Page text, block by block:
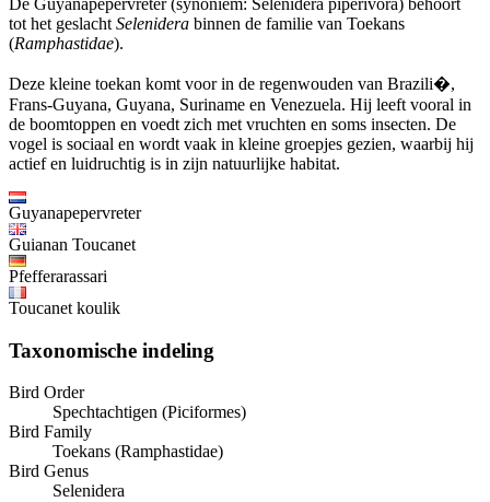
De Guyanapepervreter (synoniem: Selenidera piperivora) behoort
tot het geslacht Selenidera binnen de familie van Toekans
(Ramphastidae).
Deze kleine toekan komt voor in de regenwouden van Brazili�,
Frans-Guyana, Guyana, Suriname en Venezuela. Hij leeft vooral in
de boomtoppen en voedt zich met vruchten en soms insecten. De
vogel is sociaal en wordt vaak in kleine groepjes gezien, waarbij hij
actief en luidruchtig is in zijn natuurlijke habitat.
Guyanapepervreter
Guianan Toucanet
Pfefferarassari
Toucanet koulik
Taxonomische indeling
Bird Order
Spechtachtigen (Piciformes)
Bird Family
Toekans (Ramphastidae)
Bird Genus
Selenidera